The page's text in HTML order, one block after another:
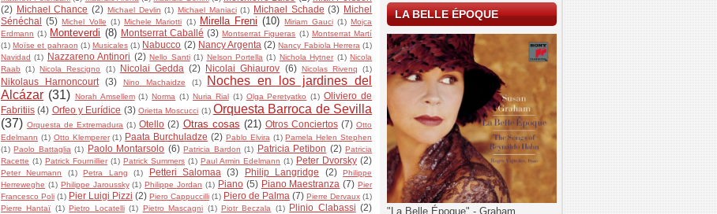
(2) Michael Chance (2) Michael Devlin (1) Michael Maniaci (1) Michael Schade (3) Michel
Sénéchal
(5) Michel Volle (1) Michele Mariotti (1) Mirella Freni (10) Miriam Gauci (1) Mojca
Erdmann (1) Monteverdi (8) Montserrat Caballé (3) Montserrat Figueras (1) Montserrat Martí
(1) Moïse et pahraon (1) Musicales (1) Nabucco (2) Nancy Argenta (2) Nancy Fabiola Herrera (1)
Navidad (1) Nazzareno Antinori (2) Nello Santi (1) Nelson Portella (1) Nichola Hytner (1) Nicola
Raab
(1) Nicola Rescigno (1) Nicolai Gedda (2) Nicolai Ghiaurov (6) Nicolas Rivenq (1)
Nikolaus Harnoncourt (3) Nino Machaidze (1)
Noches en los jardines del
Alcázar (31) Norah Amsellem (1) Norma (1) Nuria Rial (1) Olga Peretyatko (1) Oliviero de
Fabritiis (4) Orfeo y Eurídice (3) Orietta Moscucci (1) Orquesta Barroca de Sevilla
(37) Orquesta de Extremadura (1) Otello (2) Otras cosas (21) Otros Conciertos (7) Otto
Edelmann (1) Otto Klemperer (1) Paata Burchuladze (2) Pablo Elvira (1) Pamela Helen Stephen
(1) Paolo Battaglia (1) Paolo Montarsolo (6) Patricia Bardon (1) Patricia Petibon (2) Patricia
Racette (1) Patrick Fournillier (1) Patrick Summers (1) Paul Armin Edelmann (1) Peter Dvorsky (2)
Peter Neumann (1) Petra Lang (1) Petteri Salomaa (3) Philip Langridge (2)
Philippe
Herreweghe (1) Philippe Jaroussky (1) Philippe Jordan (1) Piano (5) Piano Maestranza (7) Pier
Francesco Poli (1) Pier Luigi Pizzi (2) Piero Cappuccilli (1) Piero de Palma (7) Pierre Dervaux (1)
Pierre Hantaï (1) Pietro Locatelli (1) Pietro Mascagni (1) Piotr Beczala (1) Plinio Clabassi (2)
LA BELLE ÉPOQUE
"La Belle Époque" - Graham